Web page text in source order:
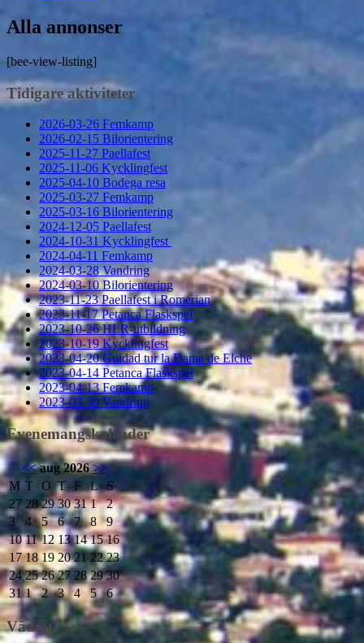
Alla annonser
[bee-view-listing]
Tidigare aktiviteter
2026-03-26 Femkamp
2026-02-15 Bilorientering
2025-11-27 Paellafest
2025-11-06 Kycklingfest
2025-04-10 Bodega resa
2025-03-27 Femkamp
2025-03-16 Bilorientering
2024-12-05 Paellafest
2024-10-31 Kycklingfest
2024-04-11 Femkamp
2024-03-28 Vandring
2024-03-10 Bilorientering
2023-11-23 Paellafest i Romerian
2023-11-17 Petanca Flaskspel
2023-10-26 HLR-utbildning
2023-10-19 Kycklingfest
2023-04-20 Guidad tur la Dama de Elche
2023-04-14 Petanca Flaskspel
2023-04-13 Femkamp
2023-03-30 Vandring
Evenemangskalender
<<aug 2026>>
M T O T F L S
27 28 29 30 31 1
2
3
4 5 6 7 8
9
10 11 12 13 14 15 16
17 18 19 20 21 22 23
24 25 26 27 28 29 30
31 1 2 3 4 5 6
Vädret